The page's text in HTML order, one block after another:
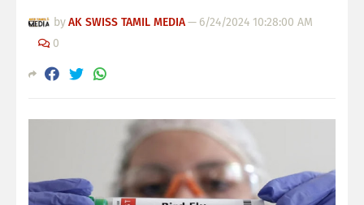
byAK SWISS TAMIL MEDIA— 6/24/2024 10:28:00 AM
0